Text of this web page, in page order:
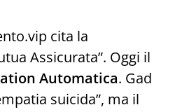
cita la
Assicurata”. Oggi il
Automatica. Gad
suicida”, ma il